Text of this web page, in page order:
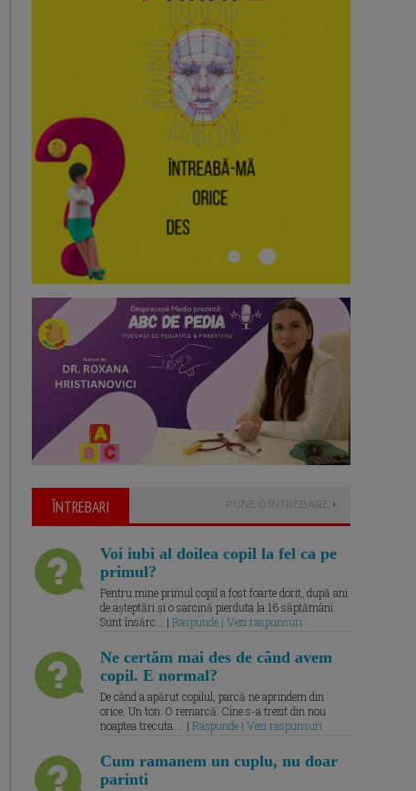
ÎNTREBARI PUNE O ÎNTREBARE
Voi iubi al doilea copil la fel ca pe
primul?
Pentru mine primul copil a fost foarte dorit, după ani
de așteptări și o sarcină pierduta la 16 săptămâni.
Sunt însărc... | Raspunde | Vezi raspunsuri
Ne certăm mai des de când avem
copil. E normal?
De când a apărut copilul, parcă ne aprindem din
orice. Un ton. O remarcă. Cine s-a trezit din nou
noaptea trecuta.... | Raspunde | Vezi raspunsuri
Cum ramanem un cuplu, nu doar
parinti